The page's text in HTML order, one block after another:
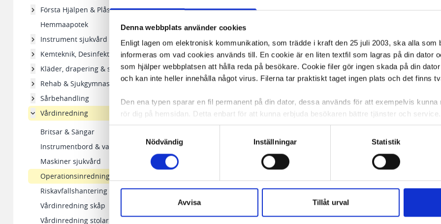
Denna webbplats använder cookies
Enligt lagen om elektronisk kommunikation, som trädde i kraft den 25 juli 2003, ska alla som
informeras om vad cookies används till. En cookie är en liten textfil som lagras på din dator
som hjälper webbplatsen att hålla reda på besökare. Cookie filer gör ingen skada på din
och kan inte heller innehålla något virus. Filerna tar praktiskt taget ingen plats och det finns
Den ena typen sparar en fil permanent på din dator, dessa används för att exempelvis
rör dig på hemsidan. Detta enbart för att kunna erbjuda besökaren bättre tjänster och
de flesta webbläsare har funktioner för detta. Informationen som sparas på din dator är
någon koppling till personlig information, alltså helt anonymt.
Den andra typen av cookies som vanligtvis används är session cookies. Under tiden du är
Nödvändig
Inställningar Statistik
Avvisa Tillåt urval
Första Hjälpen & Plåster
Hemmaapotek
Instrument sjukvård
Kemteknik, Desinfektion
Kläder, drapering & skydd
Rehab & Sjukgymnastik
Sårbehandling
Vårdinredning
Britsar & Sängar
Instrumentbord & vagnar
Maskiner sjukvård
Operationsinredning
Riskavfallshantering
Vårdinredning skåp
Vårdinredning stolar